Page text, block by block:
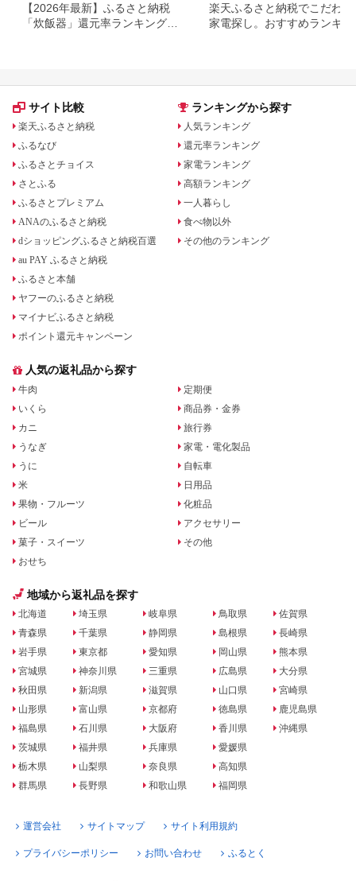
【2026年最新】ふるさと納税
「炊飯器」還元率ランキング！
楽天ふるさと納税でこだわり
家電探し。おすすめランキン
サイト比較
楽天ふるさと納税
ふるなび
ふるさとチョイス
さとふる
ふるさとプレミアム
ANAのふるさと納税
dショッピングふるさと納税百選
au PAY ふるさと納税
ふるさと本舗
ヤフーのふるさと納税
マイナビふるさと納税
ポイント還元キャンペーン
ランキングから探す
人気ランキング
還元率ランキング
家電ランキング
高額ランキング
一人暮らし
食べ物以外
その他のランキング
人気の返礼品から探す
牛肉
いくら
カニ
うなぎ
うに
米
果物・フルーツ
ビール
菓子・スイーツ
おせち
定期便
商品券・金券
旅行券
家電・電化製品
自転車
日用品
化粧品
アクセサリー
その他
地域から返礼品を探す
北海道
青森県
岩手県
宮城県
秋田県
山形県
福島県
茨城県
栃木県
群馬県
埼玉県
千葉県
東京都
神奈川県
新潟県
富山県
石川県
福井県
山梨県
長野県
岐阜県
静岡県
愛知県
三重県
滋賀県
京都府
大阪府
兵庫県
奈良県
和歌山県
鳥取県
島根県
岡山県
広島県
山口県
徳島県
香川県
愛媛県
高知県
福岡県
佐賀県
長崎県
熊本県
大分県
宮崎県
鹿児島県
沖縄県
運営会社 サイトマップ サイト利用規約
プライバシーポリシー お問い合わせ ふるとく